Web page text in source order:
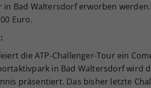
in Bad Waltersdorf erworben
Euro.
die ATP-Challenger-Tour ein
in Bad Waltersdorf wird
präsentiert. Das bisher letzte